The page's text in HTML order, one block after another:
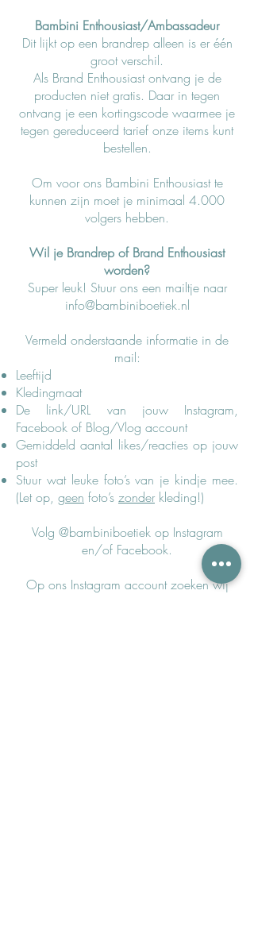
Bambini Enthousiast/Ambassadeur
Dit lijkt op een brandrep alleen is er één
groot verschil.
Als Brand Enthousiast ontvang je de
producten niet gratis. Daar in tegen
ontvang je een kortingscode waarmee je
tegen gereduceerd tarief onze items kunt
bestellen.
Om voor ons Bambini Enthousiast te
kunnen zijn moet je minimaal 4.000
volgers hebben.
Wil je Brandrep of Brand Enthousiast
worden?
Super leuk! Stuur ons een mailtje naar
info@bambiniboetiek.nl
Vermeld onderstaande informatie in de
mail:
Leeftijd
Kledingmaat
De link/URL van jouw Instagram,
Facebook of Blog/Vlog account
Gemiddeld aantal likes/reacties op jouw
post
Stuur wat leuke foto’s van je kindje mee.
(Let op, geen foto’s zonder kleding!)
Volg @bambiniboetiek op Instagram
en/of Facebook.
Op ons Instagram account zoeken wij